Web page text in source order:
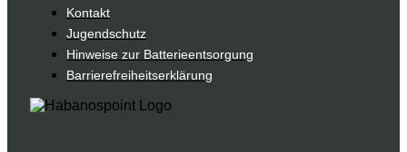
Kontakt
Jugendschutz
Hinweise zur Batterieentsorgung
Barrierefreiheitserklärung